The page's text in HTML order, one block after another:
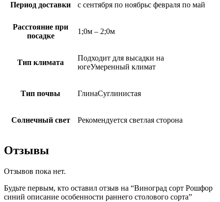
Период доставки с сентября по ноябрьс февраля по май
Расстояние при
посадке
1;0м – 2;0м
Тип климата
Подходит для высадки на
югеУмеренный климат
Тип почвы ГлинаСуглинистая
Солнечный свет Рекомендуется светлая сторона
Отзывы
Отзывов пока нет.
Будьте первым, кто оставил отзыв на “Виноград сорт Рошфор
синий описание особенности раннего столового сорта”